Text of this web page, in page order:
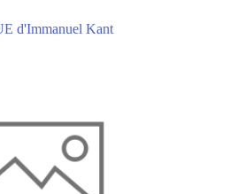
d'Immanuel Kant